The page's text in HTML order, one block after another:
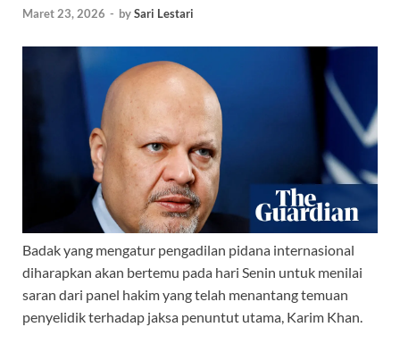
Maret 23, 2026 - bySari Lestari
Badak yang mengatur pengadilan pidana internasional
diharapkan akan bertemu pada hari Senin untuk menilai
saran dari panel hakim yang telah menantang temuan
penyelidik terhadap jaksa penuntut utama, Karim Khan.